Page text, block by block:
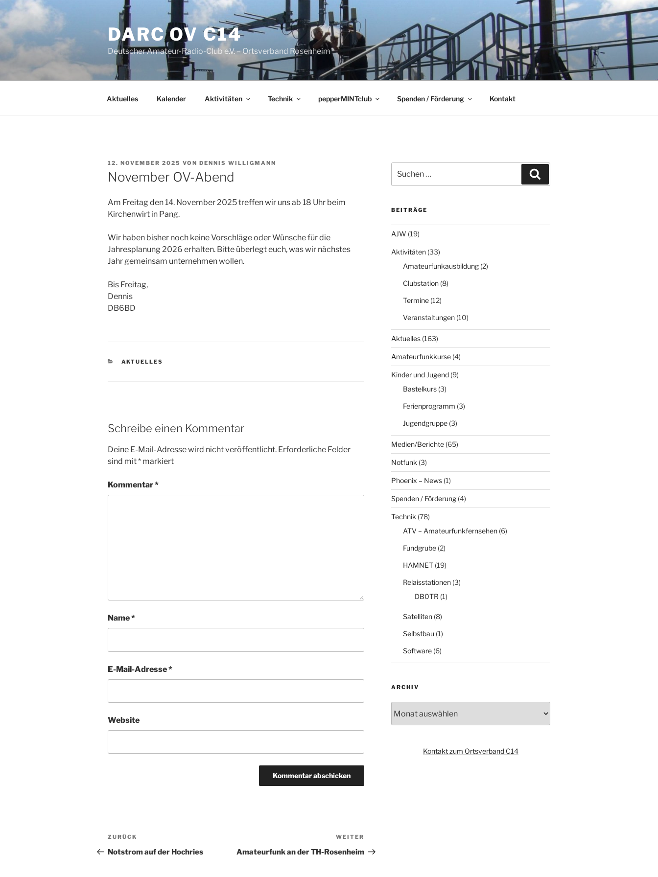
Zum
Inhalt
springen
DARC OV C14
Deutscher Amateur-Radio-Club e.V. – Ortsverband Rosenheim
Aktuelles Kalender Aktivitäten Technik pepperMINTclub Spenden / Förderung Kontakt
VERÖFFENTLICHT
AM
12. NOVEMBER 2025 VON DENNIS WILLIGMANN
November OV-Abend
Am Freitag den 14. November 2025 treffen wir uns ab 18 Uhr beim
Kirchenwirt in Pang.
Wir haben bisher noch keine Vorschläge oder Wünsche für die
Jahresplanung 2026 erhalten. Bitte überlegt euch, was wir nächstes
Jahr gemeinsam unternehmen wollen.
Bis Freitag,
Dennis
DB6BD
KATEGORIEN
AKTUELLES
Schreibe einen Kommentar
Deine E-Mail-Adresse wird nicht veröffentlicht. Erforderliche Felder
sind mit* markiert
Kommentar*
Name*
E-Mail-Adresse*
Website
Beitragsnavigation
Vorheriger
Beitrag
ZURÜCK
Notstrom auf der Hochries
Beitrag
WEITER
Amateurfunk an der TH-Rosenheim
nach:
BEITRÄGE
AJW (19)
Aktivitäten(33)
Amateurfunkausbildung(2)
Clubstation(8)
Termine(12)
Veranstaltungen(10)
Aktuelles(163)
Amateurfunkkurse(4)
Kinder und Jugend(9)
Bastelkurs(3)
Ferienprogramm (3)
Jugendgruppe(3)
Medien/Berichte(65)
Notfunk (3)
Phoenix – News(1)
Spenden / Förderung(4)
Technik (78)
ATV – Amateurfunkfernsehen(6)
Fundgrube(2)
HAMNET(19)
Relaisstationen(3)
DB0TR (1)
Satelliten(8)
Selbstbau (1)
Software(6)
ARCHIV
Kontakt zum Ortsverband C14